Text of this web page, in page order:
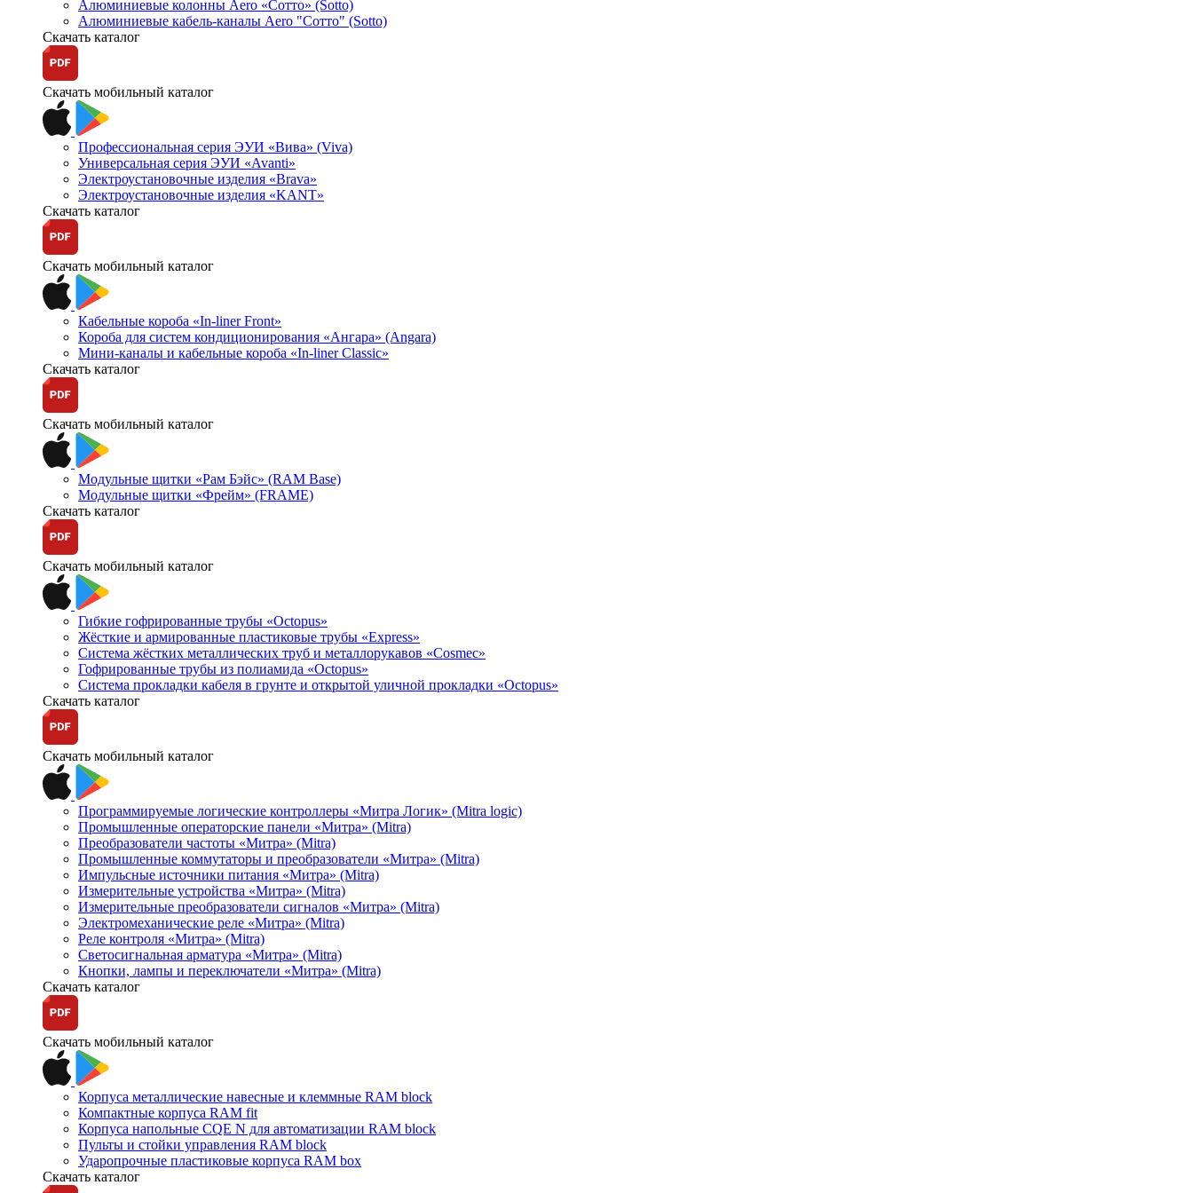
Алюминиевые колонны Aero «Сотто» (Sotto)
Алюминиевые кабель-каналы Aero "Сотто" (Sotto)
Скачать каталог
Скачать мобильный каталог
Профессиональная серия ЭУИ «Вива» (Viva)
Универсальная серия ЭУИ «Avanti»
Электроустановочные изделия «Brava»
Электроустановочные изделия «KANT»
Скачать каталог
Скачать мобильный каталог
Кабельные короба «In-liner Front»
Короба для систем кондиционирования «Ангара» (Angara)
Мини-каналы и кабельные короба «In-liner Classic»
Скачать каталог
Скачать мобильный каталог
Модульные щитки «Рам Бэйс» (RAM Base)
Модульные щитки «Фрейм» (FRAME)
Скачать каталог
Скачать мобильный каталог
Гибкие гофрированные трубы «Octopus»
Жёсткие и армированные пластиковые трубы «Express»
Система жёстких металлических труб и металлорукавов «Cosmec»
Гофрированные трубы из полиамида «Octopus»
Система прокладки кабеля в грунте и открытой уличной прокладки «Octopus»
Скачать каталог
Скачать мобильный каталог
Программируемые логические контроллеры «Митра Логик» (Mitra logic)
Промышленные операторские панели «Митра» (Mitra)
Преобразователи частоты «Митра» (Mitra)
Промышленные коммутаторы и преобразователи «Митра» (Mitra)
Импульсные источники питания «Митра» (Mitra)
Измерительные устройства «Митра» (Mitra)
Измерительные преобразователи сигналов «Митра» (Mitra)
Электромеханические реле «Митра» (Mitra)
Реле контроля «Митра» (Mitra)
Светосигнальная арматура «Митра» (Mitra)
Кнопки, лампы и переключатели «Митра» (Mitra)
Скачать каталог
Скачать мобильный каталог
Корпуса металлические навесные и клеммные RAM block
Компактные корпуса RAM fit
Корпуса напольные CQE N для автоматизации RAM block
Пульты и стойки управления RAM block
Ударопрочные пластиковые корпуса RAM box
Скачать каталог